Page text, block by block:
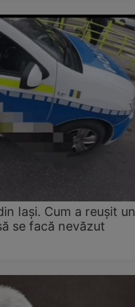
Iași. Cum a reușit un
se facă nevăzut